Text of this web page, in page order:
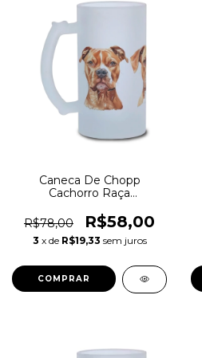
Caneca De Chopp
Cachorro Raça
Americano
R$78,00 R$58,00
3 x de R$19,33 sem juros